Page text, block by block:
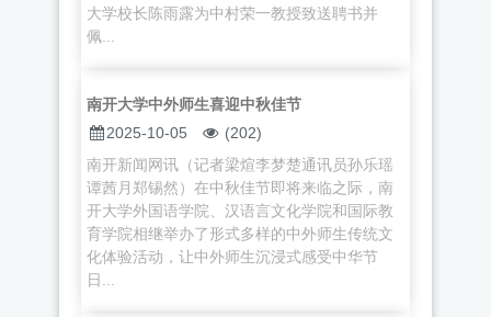
大学校长陈雨露为中村荣一教授致送聘书并
佩...
南开大学中外师生喜迎中秋佳节
2025-10-05
(202)
南开新闻网讯（记者梁煊李梦楚通讯员孙乐瑶
谭茜月郑锡然）在中秋佳节即将来临之际，南
开大学外国语学院、汉语言文化学院和国际教
育学院相继举办了形式多样的中外师生传统文
化体验活动，让中外师生沉浸式感受中华节
日...